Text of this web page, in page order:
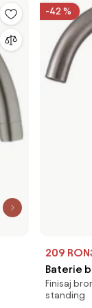
-42 %
209 RON
Baterie
Finisaj
standing